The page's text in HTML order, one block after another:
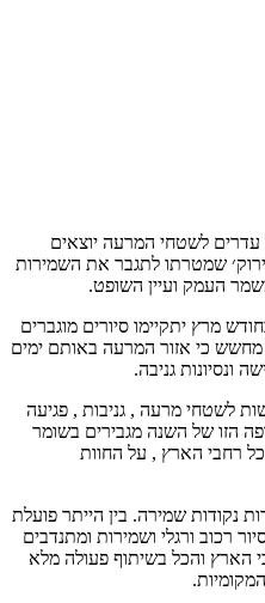
עדרים לשטחי המרעה יוצאים
שמטרתו לתגבר את השמירות
העמק ועיין השופט.
בין התאריכים ה-5 ועד ה-12 בחודש מרץ יתקיימו סיורים מוגברים
כי אזור המרעה באותם ימים
ונסיונות גניבה.
לשטחי מרעה , גניבות , פגיעה
הזו של השנה מגבירים בשומר
רחבי הארץ , על החוות
נקודות שמירה. בין הייתר פועלת
רכוב ורגלי ושמירות ומתנדבים
הארץ והכל בשיתוף פעולה מלא